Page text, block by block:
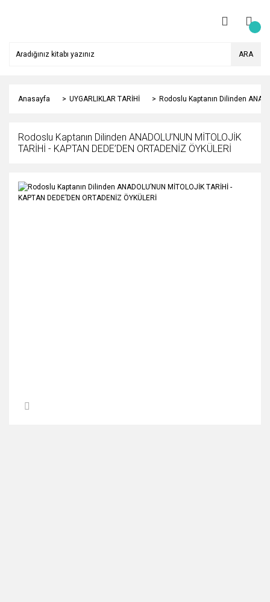
ARA
Anasayfa UYGARLIKLAR TARİHİ Rodoslu Kaptanın Dilinden
Rodoslu Kaptanın Dilinden ANADOLU’NUN MİTOLOJİK
TARİHİ - KAPTAN DEDE’DEN ORTADENİZ ÖYKÜLERİ